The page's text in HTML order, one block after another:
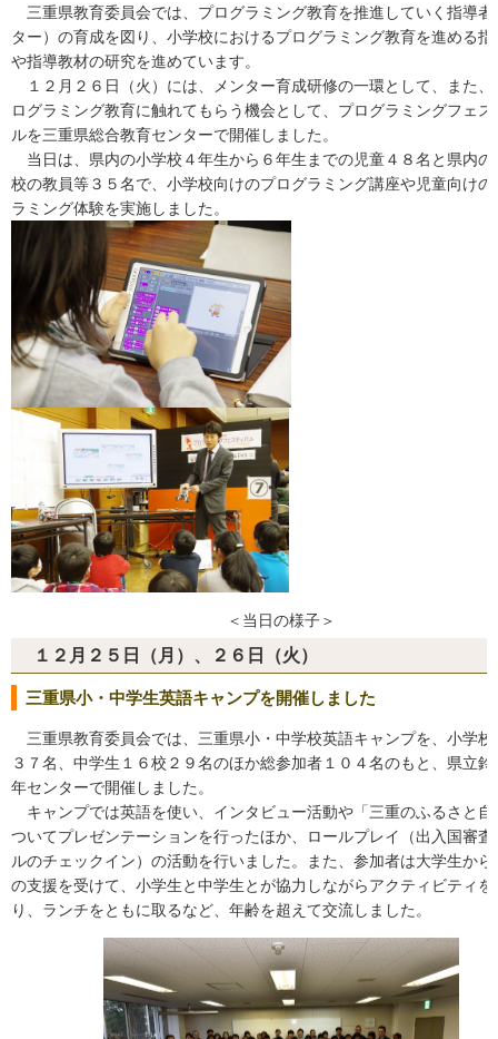
三重県教育委員会では、プログラミング教育を推進していく指導者
ター）の育成を図り、小学校におけるプログラミング教育を進める指
や指導教材の研究を進めています。
１２月２６日（火）には、メンター育成研修の一環として、また、
ログラミング教育に触れてもらう機会として、プログラミングフェス
ルを三重県総合教育センターで開催しました。
当日は、県内の小学校４年生から６年生までの児童４８名と県内の
校の教員等３５名で、小学校向けのプログラミング講座や児童向けの
ラミング体験を実施しました。
＜当日の様子＞
１２月２５日（月）、２６日（火）
三重県小・中学生英語キャンプを開催しました
三重県教育委員会では、三重県小・中学校英語キャンプを、小学校
３７名、中学生１６校２９名のほか総参加者１０４名のもと、県立鈴
年センターで開催しました。
キャンプでは英語を使い、インタビュー活動や「三重のふるさと自
ついてプレゼンテーションを行ったほか、ロールプレイ（出入国審査
ルのチェックイン）の活動を行いました。また、参加者は大学生から
の支援を受けて、小学生と中学生とが協力しながらアクティビティを
り、ランチをともに取るなど、年齢を超えて交流しました。